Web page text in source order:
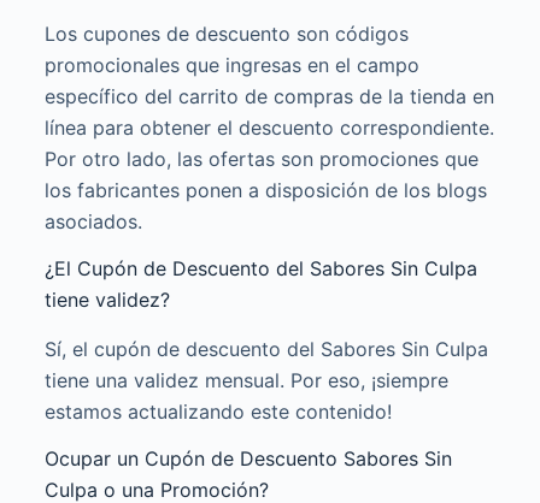
Los cupones de descuento son códigos
promocionales que ingresas en el campo
específico del carrito de compras de la tienda en
línea para obtener el descuento correspondiente.
Por otro lado, las ofertas son promociones que
los fabricantes ponen a disposición de los blogs
asociados.
¿El Cupón de Descuento del Sabores Sin Culpa
tiene validez?
Sí, el cupón de descuento del Sabores Sin Culpa
tiene una validez mensual. Por eso, ¡siempre
estamos actualizando este contenido!
Ocupar un Cupón de Descuento Sabores Sin
Culpa o una Promoción?